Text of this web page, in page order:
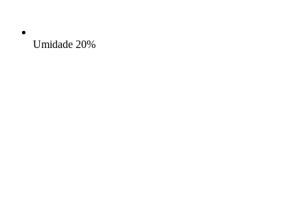
Umidade 20%